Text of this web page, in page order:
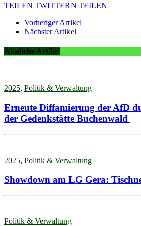
TEILEN TWITTERN TEILEN
Vorheriger Artikel
Nächster Artikel
Ähnliche Artikel
2025, Politik & Verwaltung
Erneute Diffamierung der AfD
der Gedenkstätte Buchenwald
2025, Politik & Verwaltung
Showdown am LG Gera:
Politik & Verwaltung